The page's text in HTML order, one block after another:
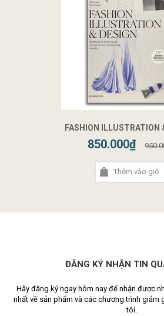
FASHION ILLUSTRATION
850.000₫
Thêm vào giỏ
ĐĂNG KÝ NHẬN TIN
Hãy đăng ký ngay hôm nay để nhận được
nhất về sản phẩm và các chương trình giảm
tôi.